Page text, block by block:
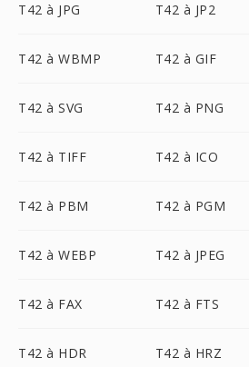
T42 à JPG T42 à JP2
T42 à WBMP T42 à GIF
T42 à SVG T42 à PNG
T42 à TIFF T42 à ICO
T42 à PBM T42 à PGM
T42 à WEBP T42 à JPEG
T42 à FAX T42 à FTS
T42 à HDR T42 à HRZ